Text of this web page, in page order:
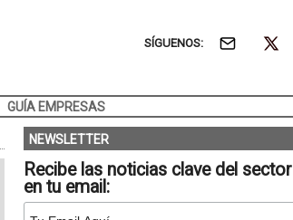
SÍGUENOS:
GUÍA EMPRESAS
NEWSLETTER
Recibe las noticias clave del sector
en tu email: